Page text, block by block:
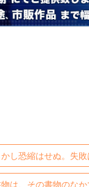
し恐縮はせぬ。失
は、その書物のな